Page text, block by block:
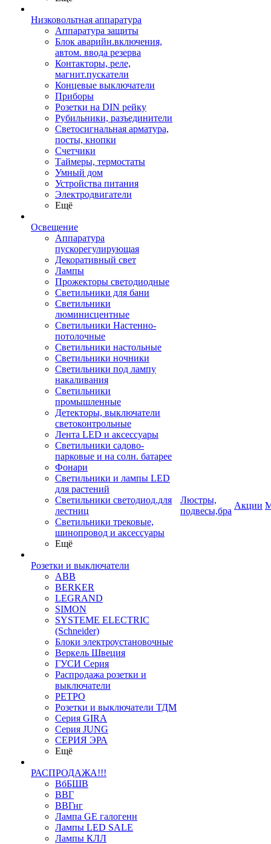
Низковольтная аппаратура
Аппаратура защиты
Блок аварийн.включения,
автом. ввода резерва
Контакторы, реле,
магнит.пускатели
Концевые выключатели
Приборы
Розетки на DIN рейку
Рубильники, разъединители
Светосигнальная арматура,
посты, кнопки
Счетчики
Таймеры, термостаты
Умный дом
Устройства питания
Электродвигатели
Ещё
Освещение
Аппаратура
пускорегулирующая
Декоративный свет
Лампы
Прожекторы светодиодные
Светильники для бани
Светильники
люминисцентные
Светильники Настенно-
потолочные
Светильники настольные
Светильники ночники
Светильники под лампу
накаливания
Светильники
промышленные
Детекторы, выключатели
светоконтрольные
Лента LED и аксессуары
Светильники садово-
парковые и на солн. батарее
Фонари
Светильники и лампы LED
для растений
Светильники светодиод.для
лестниц
Светильники трековые,
шинопровод и аксессуары
Ещё
Розетки и выключатели
ABB
BERKER
LEGRAND
SIMON
SYSTEME ELECTRIC
(Schneider)
Блоки электроустановочные
Веркель Швеция
ГУСИ Серия
Распродажа розетки и
выключатели
РЕТРО
Розетки и выключатели ТДМ
Серия GIRA
Серия JUNG
СЕРИЯ ЭРА
Ещё
РАСПРОДАЖА!!!
ВбБШВ
ВВГ
ВВГнг
Лампа GE галогенн
Лампы LED SALE
Лампы КЛЛ
Люстры,
подвесы,бра
Акции